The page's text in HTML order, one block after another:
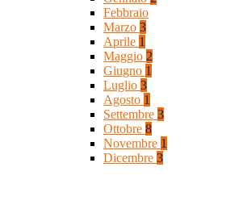
Febbraio
Marzo 3
Aprile 1
Maggio 2
Giugno 1
Luglio 3
Agosto 1
Settembre 3
Ottobre 8
Novembre 1
Dicembre 3